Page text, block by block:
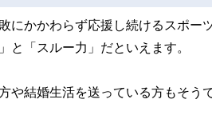
にかかわらず応援し続けるスポー
と「スルー力」だといえます。
や結婚生活を送っている方もそうで